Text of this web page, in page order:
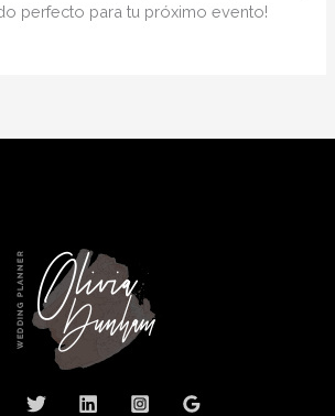
perfecto para tu próximo evento!